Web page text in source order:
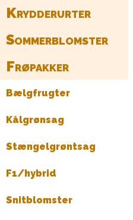
Krydderurter
Sommerblomster
Frøpakker
Bælgfrugter
Kålgrønsag
Stængelgrøntsag
F1/hybrid
Snitblomster